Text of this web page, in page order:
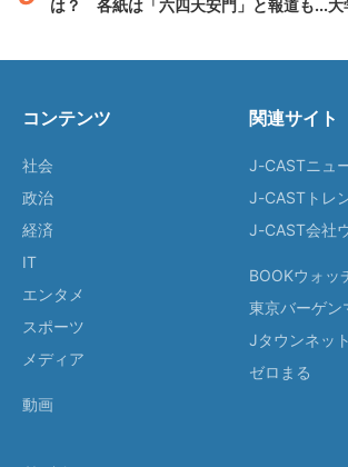
は？ 各紙は「六四天安門」と報道も...大
コンテンツ
社会
政治
経済
IT
エンタメ
スポーツ
メディア
動画
関連サイト
J-CASTニュ
J-CASTトレ
J-CAST会社
BOOKウォッ
東京バーゲン
Jタウンネット
ゼロまる